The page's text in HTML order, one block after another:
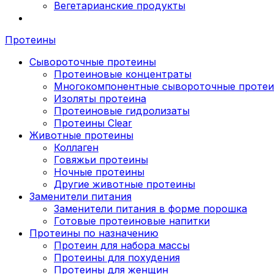
Вегетарианские продукты
Протеины
Сывороточные протеины
Протеиновые концентраты
Многокомпонентные сывороточные
Изоляты протеина
Протеиновые гидролизаты
Протеины Clear
Животные протеины
Коллаген
Говяжьи протеины
Ночные протеины
Другие животные протеины
Заменители питания
Заменители питания в форме порошка
Готовые протеиновые напитки
Протеины по назначению
Протеин для набора массы
Протеины для похудения
Протеины для женщин